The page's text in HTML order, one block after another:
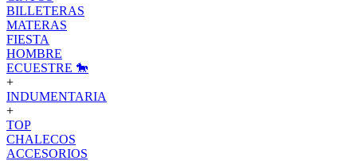
BILLETERAS
MATERAS
FIESTA
HOMBRE
ECUESTRE 🐎
+
INDUMENTARIA
+
TOP
CHALECOS
ACCESORIOS